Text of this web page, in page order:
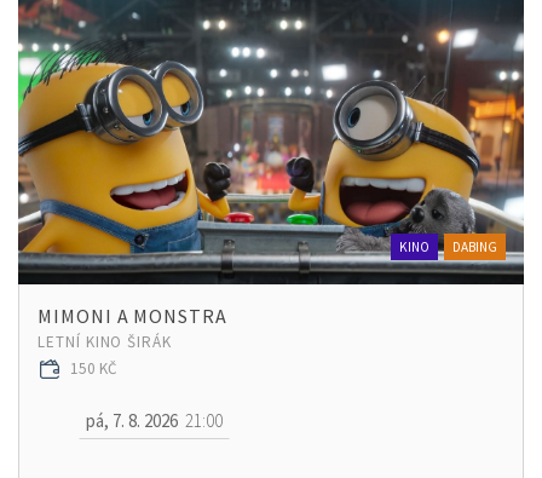
KINO DABING
MIMONI A MONSTRA
LETNÍ KINO ŠIRÁK
150 KČ
pá, 7. 8. 2026 21:00